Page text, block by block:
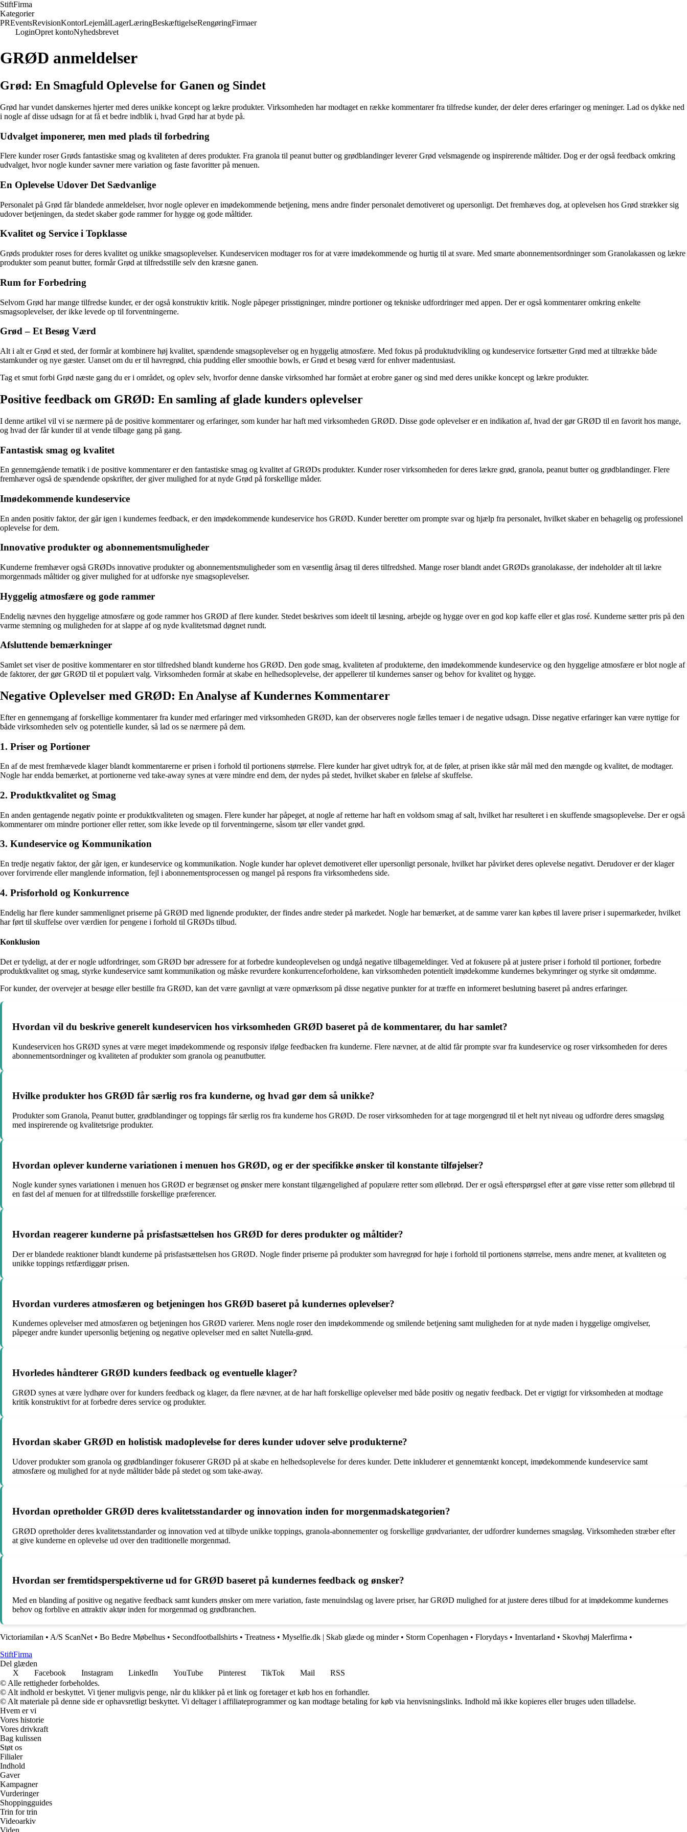
StiftFirma
Kategorier
PREventsRevisionKontorLejemålLagerLæringBeskæftigelseRengøringFirmaer
LoginOpret kontoNyhedsbrevet
GRØD anmeldelser
Grød: En Smagfuld Oplevelse for Ganen og Sindet
Grød har vundet danskernes hjerter med deres unikke koncept og lækre produkter. Virksomheden har modtaget en række kommentarer fra tilfredse kunder, der deler deres erfaringer og meninger. Lad os dykke ned
i nogle af disse udsagn for at få et bedre indblik i, hvad Grød har at byde på.
Udvalget imponerer, men med plads til forbedring
Flere kunder roser Grøds fantastiske smag og kvaliteten af deres produkter. Fra granola til peanut butter og grødblandinger leverer Grød velsmagende og inspirerende måltider. Dog er der også feedback omkring
udvalget, hvor nogle kunder savner mere variation og faste favoritter på menuen.
En Oplevelse Udover Det Sædvanlige
Personalet på Grød får blandede anmeldelser, hvor nogle oplever en imødekommende betjening, mens andre finder personalet demotiveret og upersonligt. Det fremhæves dog, at oplevelsen hos Grød strækker sig
udover betjeningen, da stedet skaber gode rammer for hygge og gode måltider.
Kvalitet og Service i Topklasse
Grøds produkter roses for deres kvalitet og unikke smagsoplevelser. Kundeservicen modtager ros for at være imødekommende og hurtig til at svare. Med smarte abonnementsordninger som Granolakassen og lækre
produkter som peanut butter, formår Grød at tilfredsstille selv den kræsne ganen.
Rum for Forbedring
Selvom Grød har mange tilfredse kunder, er der også konstruktiv kritik. Nogle påpeger prisstigninger, mindre portioner og tekniske udfordringer med appen. Der er også kommentarer omkring enkelte
smagsoplevelser, der ikke levede op til forventningerne.
Grød – Et Besøg Værd
Alt i alt er Grød et sted, der formår at kombinere høj kvalitet, spændende smagsoplevelser og en hyggelig atmosfære. Med fokus på produktudvikling og kundeservice fortsætter Grød med at tiltrække både
stamkunder og nye gæster. Uanset om du er til havregrød, chia pudding eller smoothie bowls, er Grød et besøg værd for enhver madentusiast.
Tag et smut forbi Grød næste gang du er i området, og oplev selv, hvorfor denne danske virksomhed har formået at erobre ganer og sind med deres unikke koncept og lækre produkter.
Positive feedback om GRØD: En samling af glade kunders oplevelser
I denne artikel vil vi se nærmere på de positive kommentarer og erfaringer, som kunder har haft med virksomheden GRØD. Disse gode oplevelser er en indikation af, hvad der gør GRØD til en favorit hos mange,
og hvad der får kunder til at vende tilbage gang på gang.
Fantastisk smag og kvalitet
En gennemgående tematik i de positive kommentarer er den fantastiske smag og kvalitet af GRØDs produkter. Kunder roser virksomheden for deres lækre grød, granola, peanut butter og grødblandinger. Flere
fremhæver også de spændende opskrifter, der giver mulighed for at nyde Grød på forskellige måder.
Imødekommende kundeservice
En anden positiv faktor, der går igen i kundernes feedback, er den imødekommende kundeservice hos GRØD. Kunder beretter om prompte svar og hjælp fra personalet, hvilket skaber en behagelig og professionel
oplevelse for dem.
Innovative produkter og abonnementsmuligheder
Kunderne fremhæver også GRØDs innovative produkter og abonnementsmuligheder som en væsentlig årsag til deres tilfredshed. Mange roser blandt andet GRØDs granolakasse, der indeholder alt til lækre
morgenmads måltider og giver mulighed for at udforske nye smagsoplevelser.
Hyggelig atmosfære og gode rammer
Endelig nævnes den hyggelige atmosfære og gode rammer hos GRØD af flere kunder. Stedet beskrives som ideelt til læsning, arbejde og hygge over en god kop kaffe eller et glas rosé. Kunderne sætter pris på den
varme stemning og muligheden for at slappe af og nyde kvalitetsmad døgnet rundt.
Afsluttende bemærkninger
Samlet set viser de positive kommentarer en stor tilfredshed blandt kunderne hos GRØD. Den gode smag, kvaliteten af produkterne, den imødekommende kundeservice og den hyggelige atmosfære er blot nogle af
de faktorer, der gør GRØD til et populært valg. Virksomheden formår at skabe en helhedsoplevelse, der appellerer til kundernes sanser og behov for kvalitet og hygge.
Negative Oplevelser med GRØD: En Analyse af Kundernes Kommentarer
Efter en gennemgang af forskellige kommentarer fra kunder med erfaringer med virksomheden GRØD, kan der observeres nogle fælles temaer i de negative udsagn. Disse negative erfaringer kan være nyttige for
både virksomheden selv og potentielle kunder, så lad os se nærmere på dem.
1. Priser og Portioner
En af de mest fremhævede klager blandt kommentarerne er prisen i forhold til portionens størrelse. Flere kunder har givet udtryk for, at de føler, at prisen ikke står mål med den mængde og kvalitet, de modtager.
Nogle har endda bemærket, at portionerne ved take-away synes at være mindre end dem, der nydes på stedet, hvilket skaber en følelse af skuffelse.
2. Produktkvalitet og Smag
En anden gentagende negativ pointe er produktkvaliteten og smagen. Flere kunder har påpeget, at nogle af retterne har haft en voldsom smag af salt, hvilket har resulteret i en skuffende smagsoplevelse. Der er også
kommentarer om mindre portioner eller retter, som ikke levede op til forventningerne, såsom tør eller vandet grød.
3. Kundeservice og Kommunikation
En tredje negativ faktor, der går igen, er kundeservice og kommunikation. Nogle kunder har oplevet demotiveret eller upersonligt personale, hvilket har påvirket deres oplevelse negativt. Derudover er der klager
over forvirrende eller manglende information, fejl i abonnementsprocessen og mangel på respons fra virksomhedens side.
4. Prisforhold og Konkurrence
Endelig har flere kunder sammenlignet priserne på GRØD med lignende produkter, der findes andre steder på markedet. Nogle har bemærket, at de samme varer kan købes til lavere priser i supermarkeder, hvilket
har ført til skuffelse over værdien for pengene i forhold til GRØDs tilbud.
Konklusion
Det er tydeligt, at der er nogle udfordringer, som GRØD bør adressere for at forbedre kundeoplevelsen og undgå negative tilbagemeldinger. Ved at fokusere på at justere priser i forhold til portioner, forbedre
produktkvalitet og smag, styrke kundeservice samt kommunikation og måske revurdere konkurrenceforholdene, kan virksomheden potentielt imødekomme kundernes bekymringer og styrke sit omdømme.
For kunder, der overvejer at besøge eller bestille fra GRØD, kan det være gavnligt at være opmærksom på disse negative punkter for at træffe en informeret beslutning baseret på andres erfaringer.
Hvordan vil du beskrive generelt kundeservicen hos virksomheden GRØD baseret på de kommentarer, du har samlet?
Kundeservicen hos GRØD synes at være meget imødekommende og responsiv ifølge feedbacken fra kunderne. Flere nævner, at de altid får prompte svar fra kundeservice og roser virksomheden for deres
abonnementsordninger og kvaliteten af produkter som granola og peanutbutter.
Hvilke produkter hos GRØD får særlig ros fra kunderne, og hvad gør dem så unikke?
Produkter som Granola, Peanut butter, grødblandinger og toppings får særlig ros fra kunderne hos GRØD. De roser virksomheden for at tage morgengrød til et helt nyt niveau og udfordre deres smagsløg
med inspirerende og kvalitetsrige produkter.
Hvordan oplever kunderne variationen i menuen hos GRØD, og er der specifikke ønsker til konstante tilføjelser?
Nogle kunder synes variationen i menuen hos GRØD er begrænset og ønsker mere konstant tilgængelighed af populære retter som øllebrød. Der er også efterspørgsel efter at gøre visse retter som øllebrød til
en fast del af menuen for at tilfredsstille forskellige præferencer.
Hvordan reagerer kunderne på prisfastsættelsen hos GRØD for deres produkter og måltider?
Der er blandede reaktioner blandt kunderne på prisfastsættelsen hos GRØD. Nogle finder priserne på produkter som havregrød for høje i forhold til portionens størrelse, mens andre mener, at kvaliteten og
unikke toppings retfærdiggør prisen.
Hvordan vurderes atmosfæren og betjeningen hos GRØD baseret på kundernes oplevelser?
Kundernes oplevelser med atmosfæren og betjeningen hos GRØD varierer. Mens nogle roser den imødekommende og smilende betjening samt muligheden for at nyde maden i hyggelige omgivelser,
påpeger andre kunder upersonlig betjening og negative oplevelser med en saltet Nutella-grød.
Hvorledes håndterer GRØD kunders feedback og eventuelle klager?
GRØD synes at være lydhøre over for kunders feedback og klager, da flere nævner, at de har haft forskellige oplevelser med både positiv og negativ feedback. Det er vigtigt for virksomheden at modtage
kritik konstruktivt for at forbedre deres service og produkter.
Hvordan skaber GRØD en holistisk madoplevelse for deres kunder udover selve produkterne?
Udover produkter som granola og grødblandinger fokuserer GRØD på at skabe en helhedsoplevelse for deres kunder. Dette inkluderer et gennemtænkt koncept, imødekommende kundeservice samt
atmosfære og mulighed for at nyde måltider både på stedet og som take-away.
Hvordan opretholder GRØD deres kvalitetsstandarder og innovation inden for morgenmadskategorien?
GRØD opretholder deres kvalitetsstandarder og innovation ved at tilbyde unikke toppings, granola-abonnementer og forskellige grødvarianter, der udfordrer kundernes smagsløg. Virksomheden stræber efter
at give kunderne en oplevelse ud over den traditionelle morgenmad.
Hvordan ser fremtidsperspektiverne ud for GRØD baseret på kundernes feedback og ønsker?
Med en blanding af positive og negative feedback samt kunders ønsker om mere variation, faste menuindslag og lavere priser, har GRØD mulighed for at justere deres tilbud for at imødekomme kundernes
behov og forblive en attraktiv aktør inden for morgenmad og grødbranchen.
Victoriamilan • A/S ScanNet • Bo Bedre Møbelhus • Secondfootballshirts • Treatness • Myselfie.dk | Skab glæde og minder• Storm Copenhagen • Florydays • Inventarland • Skovhøj Malerfirma •
StiftFirma
Del glæden
X
Facebook Instagram LinkedIn YouTube Pinterest TikTok Mail
RSS
© Alle rettigheder forbeholdes.
© Alt indhold er beskyttet. Vi tjener muligvis penge, når du klikker på et link og foretager et køb hos en forhandler.
© Alt materiale på denne side er ophavsretligt beskyttet. Vi deltager i affiliateprogrammer og kan modtage betaling for køb via henvisningslinks. Indhold må ikke kopieres eller bruges uden tilladelse.
Hvem er vi
Vores historie
Vores drivkraft
Bag kulissen
Støt os
Filialer
Indhold
Gaver
Kampagner
Vurderinger
Shoppingguides
Trin for trin
Videoarkiv
Viden